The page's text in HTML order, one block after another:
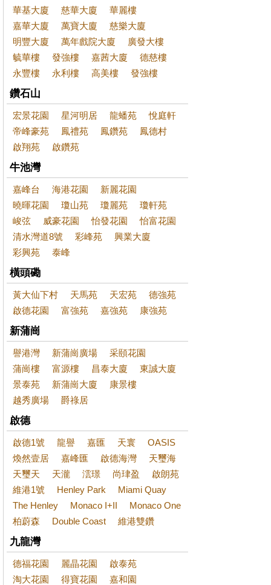
華基大廈
慈華大廈
華麗樓
嘉華大廈
萬寶大廈
慈樂大廈
明豐大廈
萬年戲院大廈
廣發大樓
毓華樓
發強樓 嘉茜大廈
德慈樓
永豐樓
永利樓 高美樓 發強樓
鑽石山
宏景花園 星河明居 龍蟠苑
悅庭軒
帝峰豪苑
鳳禮苑 鳳鑽苑
鳳德村
啟翔苑
啟鑽苑
牛池灣
嘉峰台 海港花園
新麗花園
曉暉花園
瓊山苑 瓊麗苑
瓊軒苑
峻弦
威豪花園 怡發花園
怡富花園
清水灣道8號
彩峰苑
興業大廈
彩興苑
泰峰
橫頭磡
黃大仙下村 天馬苑 天宏苑
德強苑
啟德花園
富強苑 嘉強苑 康強苑
新蒲崗
譽港灣 新蒲崗廣場
采頤花園
蒲崗樓
富源樓 昌泰大廈
東誠大廈
景泰苑
新蒲崗大廈
康景樓
越秀廣場
爵祿居
啟德
啟德1號 龍譽 嘉匯 天寰
OASIS
煥然壹居
嘉峰匯 啟德海灣
天璽海
天璽天
天瀧 澐璟 尚珒盈
啟朗苑
維港1號
Henley Park
Miami Quay
The Henley
Monaco I+II
Monaco One
柏蔚森
Double Coast 維港雙鑽
九龍灣
德福花園 麗晶花園
啟泰苑
淘大花園
得寶花園 嘉和園